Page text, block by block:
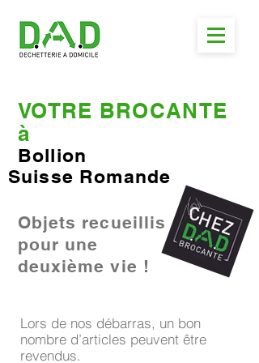
VOTRE BROCANTE
à
Bollion
Suisse Romande
Objets recueillis
pour une
deuxième vie !
Lors de nos débarras, un bon
nombre d’articles peuvent être
revendus.